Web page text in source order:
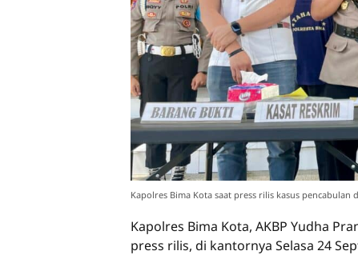
Kapolres Bima Kota saat press rilis kasus pencabulan
Kapolres Bima Kota, AKBP Yudha
press rilis, di kantornya Selasa 24